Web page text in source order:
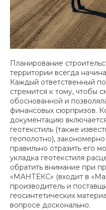
Планирование
территории всегда
Каждый ответственный
стремится к тому, чтобы
обоснованной и
финансовых сюрпризов.
документацию
геотекстиль (также
геополотно),
правильно отразить его
укладка геотекстиля
обратить внимание при
«МАНТЕКС» (входит в
производитель и
геосинтетических
вопросе досконально.